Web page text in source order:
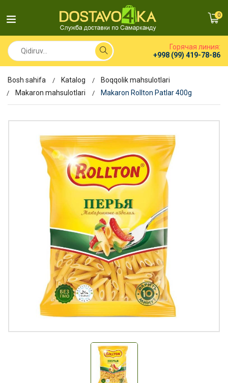
0
Горячая линия:
+998 (99) 419-78-86
Bosh sahifa Katalog
Boqqolik mahsulotlari
Makaron mahsulotlari
Makaron Rollton Patlar 400g